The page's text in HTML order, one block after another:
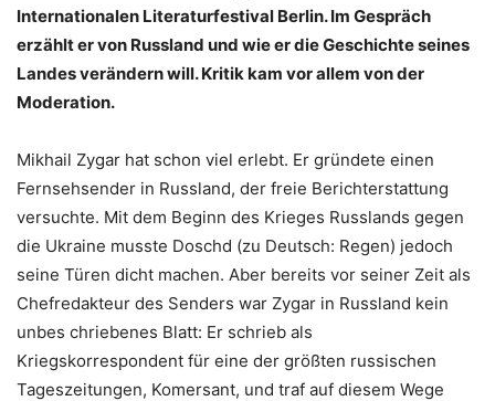
Internationalen Literaturfestival Berlin. Im Gespräch
erzählt er von Russland und wie er die Geschichte seines
Landes verändern will. Kritik kam vor allem von der
Moderation.
Mikhail Zygar hat schon viel erlebt. Er gründete einen
Fernsehsender in Russland, der freie Berichterstattung
versuchte. Mit dem Beginn des Krieges Russlands gegen
die Ukraine musste Doschd (zu Deutsch: Regen) jedoch
seine Türen dicht machen. Aber bereits vor seiner Zeit als
Chefredakteur des Senders war Zygar in Russland kein
unbes chriebenes Blatt: Er schrieb als
Kriegskorrespondent für eine der größten russischen
Tageszeitungen, Komersant, und traf auf diesem Wege